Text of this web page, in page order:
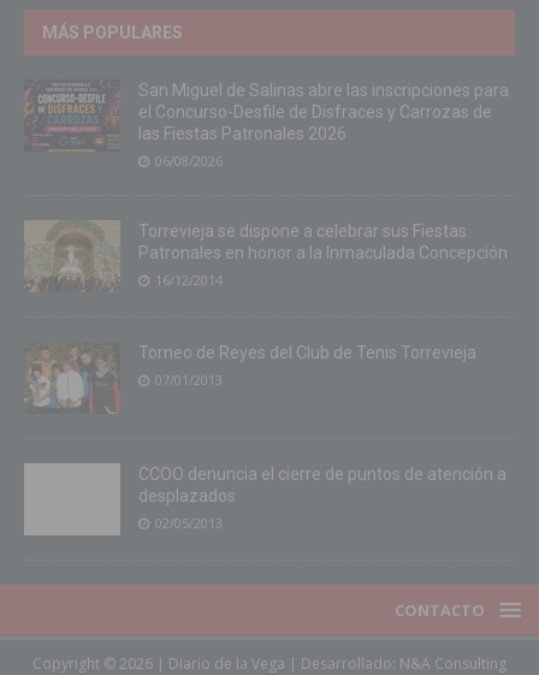
MÁS POPULARES
San Miguel de Salinas abre las inscripciones para
el Concurso-Desfile de Disfraces y Carrozas de
las Fiestas Patronales 2026
06/08/2026
Torrevieja se dispone a celebrar sus Fiestas
Patronales en honor a la Inmaculada Concepción
16/12/2014
Torneo de Reyes del Club de Tenis Torrevieja
07/01/2013
CCOO denuncia el cierre de puntos de atención a
desplazados
02/05/2013
CONTACTO
Copyright © 2026 | Diario de la Vega | Desarrollado: N&A Consulting